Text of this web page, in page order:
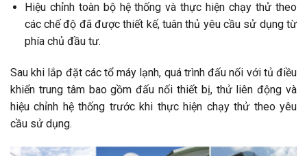
Hiệu chỉnh toàn bộ hệ thống và thực hiện chạy thử theo
các chế độ đã được thiết kế, tuân thủ yêu cầu sử dụng từ
phía chủ đầu tư.
Sau khi lắp đặt các tổ máy lạnh, quá trình đấu nối với tủ điều
khiển trung tâm bao gồm đấu nối thiết bị, thử liên động và
hiệu chỉnh hệ thống trước khi thực hiện chạy thử theo yêu
cầu sử dụng.